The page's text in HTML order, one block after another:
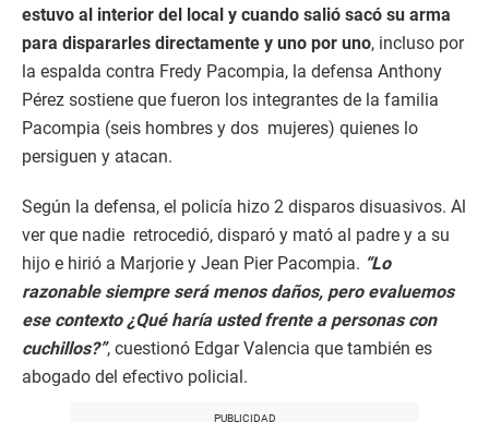
estuvo al interior del local y cuando salió sacó su arma
para dispararles directamente y uno por uno, incluso por
la espalda contra Fredy Pacompia, la defensa Anthony
Pérez sostiene que fueron los integrantes de la familia
Pacompia (seis hombres y dos mujeres) quienes lo
persiguen y atacan.
Según la defensa, el policía hizo 2 disparos disuasivos. Al
ver que nadie retrocedió, disparó y mató al padre y a su
hijo e hirió a Marjorie y Jean Pier Pacompia. “Lo
razonable siempre será menos daños, pero evaluemos
ese contexto ¿Qué haría usted frente a personas con
cuchillos?”, cuestionó Edgar Valencia que también es
abogado del efectivo policial.